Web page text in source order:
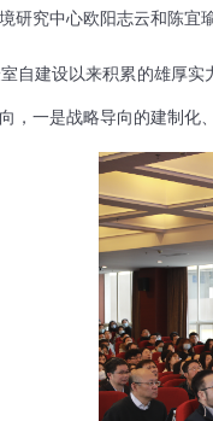
研究中心欧阳志云和陈宜
自建设以来积累的雄厚
，一是战略导向的建制化